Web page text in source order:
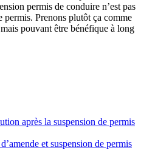
permis de conduire n’est pas
Prenons plutôt ça comme
pouvant être bénéfique à long
après la suspension de permis
et suspension de permis